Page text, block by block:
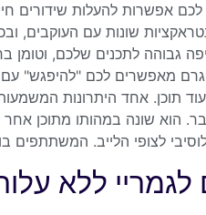
אפשרות להעלות שידורים
שונות עם
גבוהה לתכנים שלכם, וטומן
מאפשרים לכם "להיפגש"
תוכן. אחד היתרונות
הוא שונה במהותו מתוכן
לצופי הלייב.
לגמריי ללא